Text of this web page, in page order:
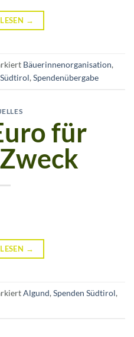
→
Bäuerinnenorganisation,
,Spendenübergabe
für
→
Algund,Spenden Südtirol,